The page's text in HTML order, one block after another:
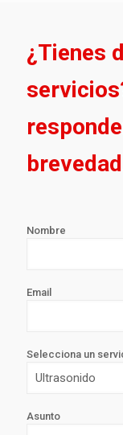
¿Tienes
Nombre
Email
Selecciona un
Asunto